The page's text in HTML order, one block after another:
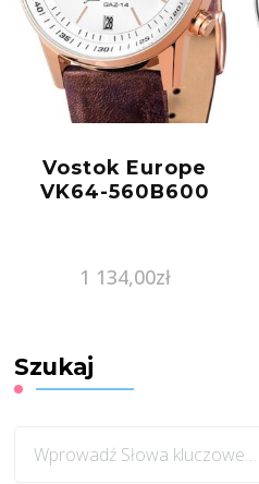
Vostok Europe
VK64-560B600
1 134,00zł
Szukaj
czegoś?